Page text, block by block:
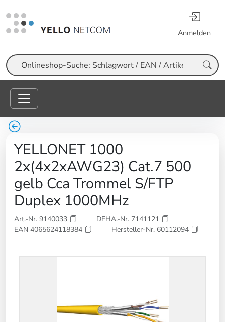
Anmelden
Suche
YELLONET 1000
2x(4x2xAWG23) Cat.7 500
gelb Cca Trommel S/FTP
Duplex 1000MHz
Art.-Nr. 9140033
DEHA.-Nr. 7141121
EAN 4065624118384
Hersteller-Nr. 60112094